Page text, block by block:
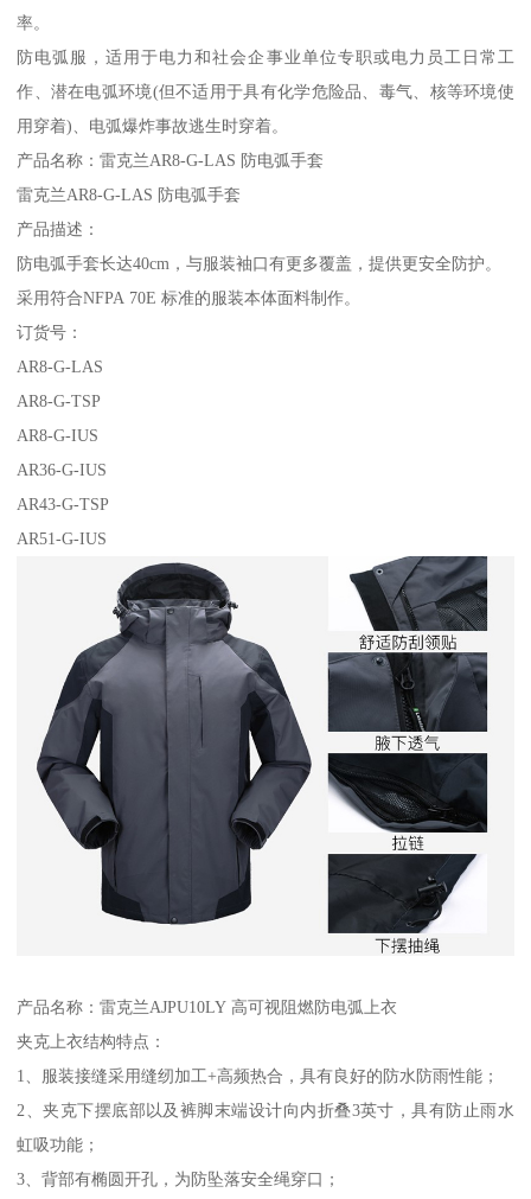
率。
防电弧服，适用于电力和社会企事业单位专职或电力员工日常工
作、潜在电弧环境(但不适用于具有化学危险品、毒气、核等环境使
用穿着)、电弧爆炸事故逃生时穿着。
产品名称：雷克兰AR8-G-LAS 防电弧手套
雷克兰AR8-G-LAS 防电弧手套
产品描述：
防电弧手套长达40cm，与服装袖口有更多覆盖，提供更安全防护。
采用符合NFPA 70E 标准的服装本体面料制作。
订货号：
AR8-G-LAS
AR8-G-TSP
AR8-G-IUS
AR36-G-IUS
AR43-G-TSP
AR51-G-IUS
产品名称：雷克兰AJPU10LY 高可视阻燃防电弧上衣
夹克上衣结构特点：
1、服装接缝采用缝纫加工+高频热合，具有良好的防水防雨性能；
2、夹克下摆底部以及裤脚末端设计向内折叠3英寸，具有防止雨水
虹吸功能；
3、背部有椭圆开孔，为防坠落安全绳穿口；